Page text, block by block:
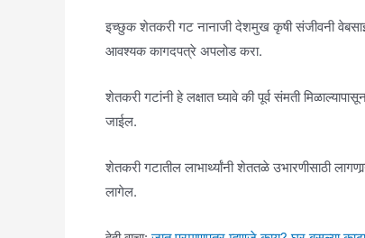
इच्छुक शेतकरी गट नानाजी देशमुख कृषी संजीवनी
आवश्यक कागदपत्रे अपलोड करा.
शेतकरी गटांनी हे लक्षात घ्यावे की पूर्व संमती
जाईल.
शेतकरी गटातील लाभार्थ्यांनी शेततळे उभारणीसाठी
लागेल.